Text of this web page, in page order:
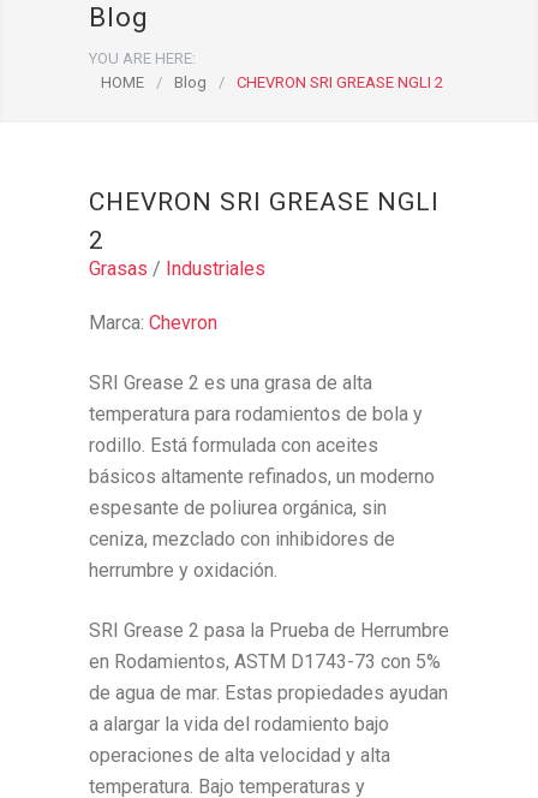
Blog
YOU ARE HERE:
HOME
/ Blog / CHEVRON SRI GREASE NGLI 2
CHEVRON SRI GREASE NGLI
2
Grasas / Industriales
Marca: Chevron
SRI Grease 2 es una grasa de alta
temperatura para rodamientos de bola y
rodillo. Está formulada con aceites
básicos altamente refinados, un moderno
espesante de poliurea orgánica, sin
ceniza, mezclado con inhibidores de
herrumbre y oxidación.
SRI Grease 2 pasa la Prueba de Herrumbre
en Rodamientos, ASTM D1743-73 con 5%
de agua de mar. Estas propiedades ayudan
a alargar la vida del rodamiento bajo
operaciones de alta velocidad y alta
temperatura. Bajo temperaturas y